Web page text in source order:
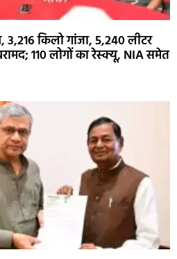
3,216 किलो गांजा, 5,240 लीटर
110 लोगों का रेस्क्यू, NIA समेत